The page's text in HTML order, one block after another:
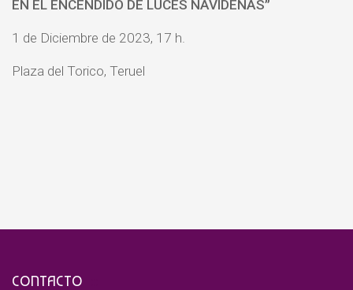
EN EL ENCENDIDO DE LUCES NAVIDEÑAS”
1 de Diciembre de 2023, 17 h.
Plaza del Torico, Teruel
CONTACTO